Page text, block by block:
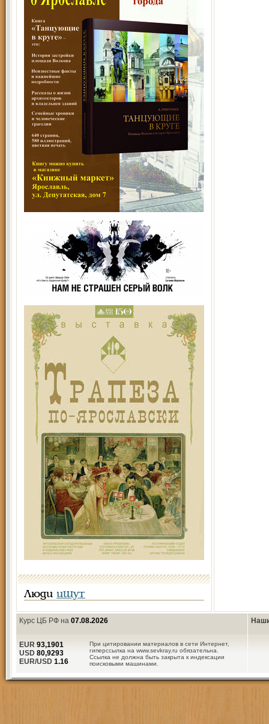
Люди ищут
Курс ЦБ РФ на 07.08.2026
При цитировании материалов в сети Интернет,
гиперссылка на www.sevkray.ru обязательна.
Ссылка не должна быть закрыта к индексации
поисковыми машинами.
EUR 93,1901
USD 80,9293
EUR/USD 1.16